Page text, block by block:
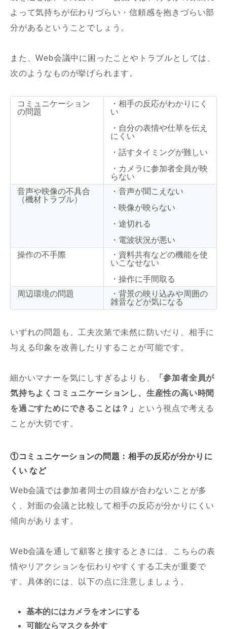
よって気持ちが伝わりづらい・信頼感を抱きづらい部
分があるということでしょう。
また、Web会議中に困ったことやトラブルとしては、
次のようなものが挙げられます。
コミュニケーション
の問題
・相手の反応がわかりにく
い
・自分の表情や仕草を伝え
にくい
・話すタイミングが難しい
・カメラに参加者全員が映
らない
音声や映像の不具合
（機材トラブル）
・音声が聞こえない
・映像が映らない
・途切れる
・電波状況が悪い
操作の不手際
・資料共有などの機能を使
いこなせない
・操作に手間取る
周辺環境の問題
・背景の映り込みや周囲の
雑音などが気になる
いずれの問題も、工夫次第で未然に防いだり、相手に
与える印象を改善したりすることが可能です。
細かいマナーを気にしすぎるよりも、
「参加者全員が
気持ちよくコミュニケーションし、生産性の高い時間
を過ごすためにできることは？」
という視点で考える
ことが大切です。
①コミュニケーションの問題：相手の反応が分かりに
くい など
Web会議では参加者同士の目線が合わないことが多
く、対面の会議と比較して相手の反応が分かりにくい
傾向があります。
Web会議を通して顧客と接するときには、こちらの表
情やリアクションを伝わりやすくする工夫が重要で
す。具体的には、以下の点に注意しましょう。
基本的にはカメラをオンにする
可能ならマスクを外す